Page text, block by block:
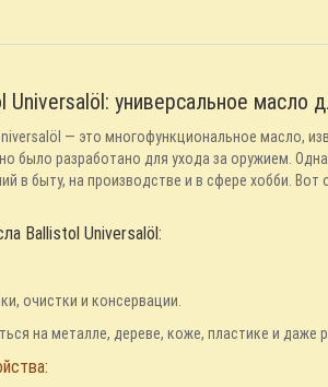
Universalöl: универсальное масло
— это многофункциональное масло,
было разработано для ухода за оружием.
в быту, на производстве и в сфере хобби.
Ballistol Universalöl:
очистки и консервации.
на металле, дереве, коже, пластике и даже